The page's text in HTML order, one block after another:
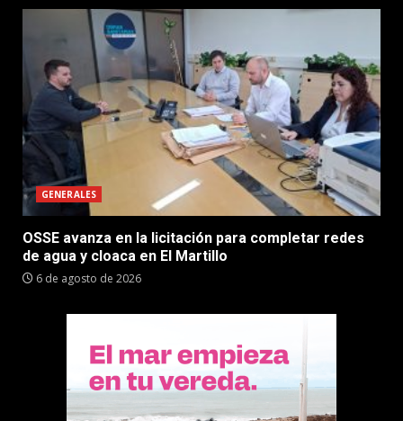
GENERALES
OSSE avanza en la licitación para completar redes
de agua y cloaca en El Martillo
6 de agosto de 2026